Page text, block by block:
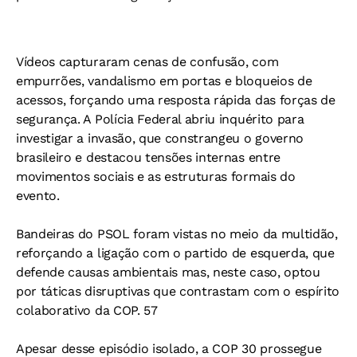
Vídeos capturaram cenas de confusão, com
empurrões, vandalismo em portas e bloqueios de
acessos, forçando uma resposta rápida das forças de
segurança. A Polícia Federal abriu inquérito para
investigar a invasão, que constrangeu o governo
brasileiro e destacou tensões internas entre
movimentos sociais e as estruturas formais do
evento.
Bandeiras do PSOL foram vistas no meio da multidão,
reforçando a ligação com o partido de esquerda, que
defende causas ambientais mas, neste caso, optou
por táticas disruptivas que contrastam com o espírito
colaborativo da COP. 57
Apesar desse episódio isolado, a COP 30 prossegue